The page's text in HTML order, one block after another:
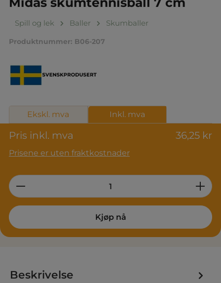
Spill og lek Baller Skumballer
Produktnummer: B06-207
Pris inkl. mva 36,25 kr
Prisene er uten fraktkostnader
Ekskl. mva Inkl. mva
Product Quantity: Enter the desired
Kjøp nå
Beskrivelse